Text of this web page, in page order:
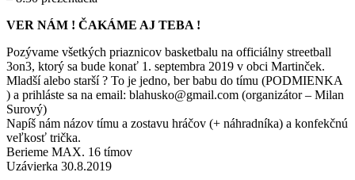
VER NÁM ! ČAKÁME AJ TEBA !
Pozývame všetkých priaznicov basketbalu na officiálny streetball
3on3, ktorý sa bude konať 1. septembra 2019 v obci Martinček.
Mladší alebo starší ? To je jedno, ber babu do tímu (PODMIENKA
) a prihláste sa na email: blahusko@gmail.com (organizátor – Milan
Surový)
Napíš nám názov tímu a zostavu hráčov (+ náhradníka) a konfekčnú
veľkosť trička.
Berieme MAX. 16 tímov
Uzávierka 30.8.2019